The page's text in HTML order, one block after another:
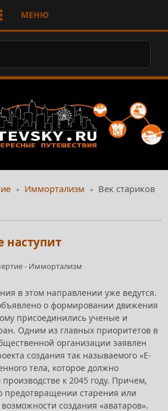
МЕНЮ
Иммортализм
Век стариков
наступит
- Иммортализм
в этом направлении уже ведутся.
о формировании движения
присоединились ученые и
Одним из главных приоритетов в
организации заявлен
создания так называемого «Е-
тела, которое должно
к 2045 году. Причем,
предотвращении старения или
создания «аватаров».